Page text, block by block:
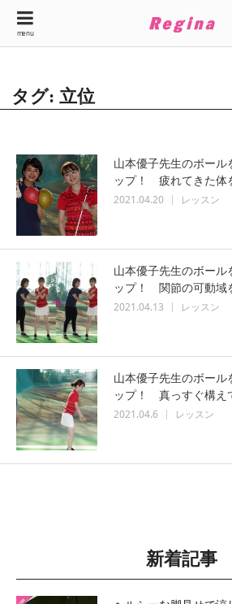
menu
タグ: 立位
山本優子先生のボー
ップ！ 疲れてきた体
2021.04.20 レッスン
山本優子先生のボー
ップ！ 関節の可動域
2021.04.13 レッスン
山本優子先生のボー
ップ！ 真っすぐ構え
2021.04.6 レッスン
新着記事